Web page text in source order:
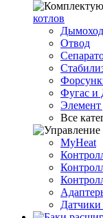
котлов
Дымоход
Отвод
Фугас и
Все
MyHeat